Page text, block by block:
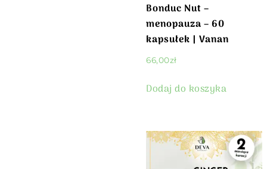
Bonduc Nut –
menopauza – 60
kapsułek | Vanan
66,00zł
Dodaj do koszyka